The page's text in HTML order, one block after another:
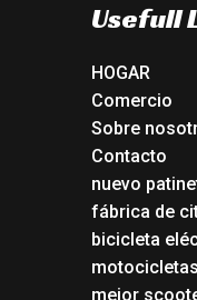
Usefull
HOGAR
Comercio
Sobre
Contacto
nuevo
fábrica de
bicicleta
mejor